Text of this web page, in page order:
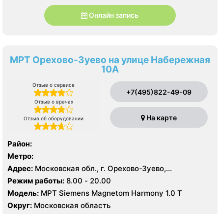
Онлайн запись
МРТ Орехово-Зуево на улице Набережная
10А
Отзыв о сервисе
Отзыв о врачах
Отзыв об оборудовании
+7(495)822-49-09
На карте
Район:
Метро:
Адрес: Московская обл., г. Орехово-Зуево,
Набережная ул., 10А
Режим работы: 8.00 - 20.00
Модель: МРТ Siemens Magnetom Harmony 1.0 Т
Округ: Московская область